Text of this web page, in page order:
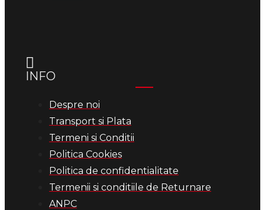
INFO
Despre noi
Transport si Plata
Termeni si Conditii
Politica Cookies
Politica de confidentialitate
Termenii si conditiile de Returnare
ANPC